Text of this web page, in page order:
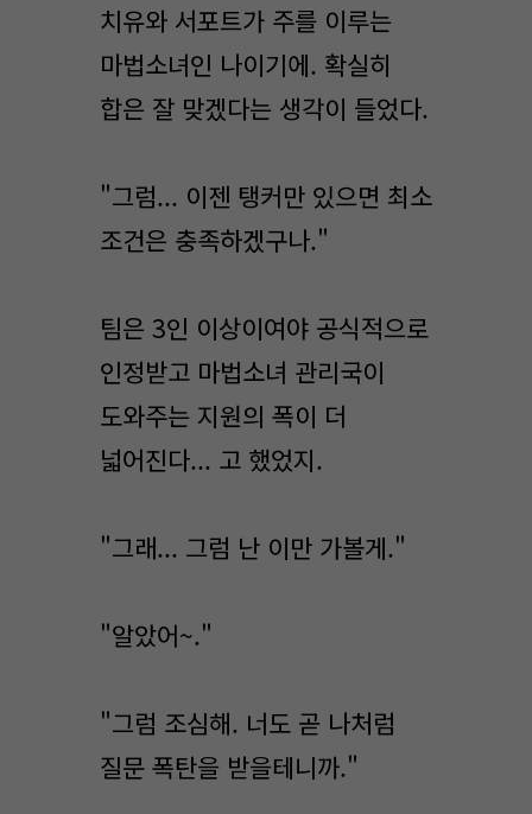
치유와 서포트가 주를 이루는
마법소녀인 나이기에. 확실히
합은 잘 맞겠다는 생각이 들었다.
"그럼... 이젠 탱커만 있으면 최소
조건은 충족하겠구나."
팀은 3인 이상이여야 공식적으로
인정받고 마법소녀 관리국이
도와주는 지원의 폭이 더
넓어진다... 고 했었지.
"그래... 그럼 난 이만 가볼게."
"알았어~."
"그럼 조심해. 너도 곧 나처럼
질문 폭탄을 받을테니까."